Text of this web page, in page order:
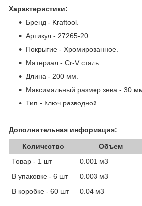
Характеристики:
Бренд - Kraftool.
Артикул - 27265-20.
Покрытие - Хромированное.
Материал - Cr-V сталь.
Длина - 200 мм.
Максимальный размер зева - 30
Тип - Ключ разводной.
Дополнительная информация:
Количество Объем
Товар - 1 шт
0.001 м3
В упаковке - 6 шт
0.003 м3
В коробке - 60 шт
0.04 м3